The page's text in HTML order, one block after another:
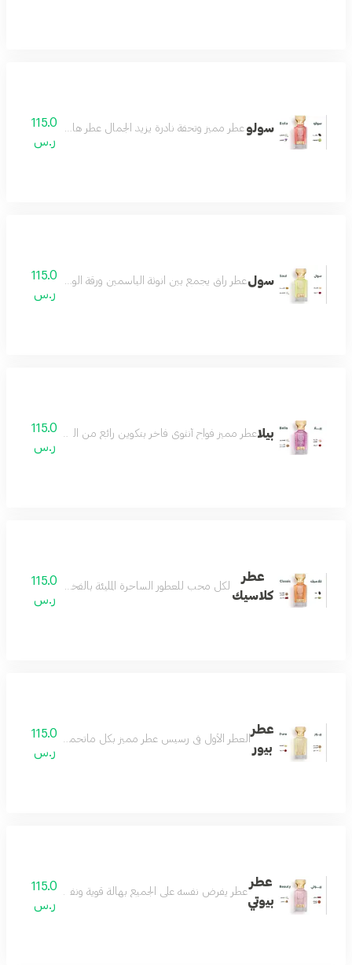
سولو عطر مميز وتحفة نادرة يزيد الجمال عطر هادئ لطيف رائع
115.0
ر.س
سول عطر راق يجمع بين انوثة الياسمين ورقة الورد مع لمسات
115.0
ر.س
بيلاعطر مميز فواح أنثوي فاخر بتكوين رائع من الورد
115.0
ر.س
عطر
كلاسيك
لكل محب للعطور الساحرة المليئة بالفخامة والرقيّ
115.0
ر.س
عطر
بيور
العطر الأول في رسيس عطر مميز بكل ماتحمله الكلمة
115.0
ر.س
عطر
بيوتي
عطر يفرض نفسه على الجميع بهالة قوية ونفاذة تسحر كل
115.0
ر.س